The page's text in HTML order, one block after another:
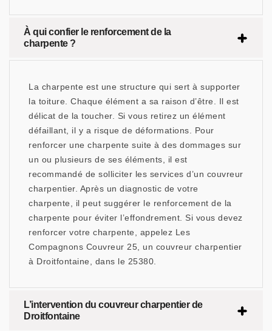
À qui confier le renforcement de la
charpente ?
La charpente est une structure qui sert à supporter
la toiture. Chaque élément a sa raison d’être. Il est
délicat de la toucher. Si vous retirez un élément
défaillant, il y a risque de déformations. Pour
renforcer une charpente suite à des dommages sur
un ou plusieurs de ses éléments, il est
recommandé de solliciter les services d’un couvreur
charpentier. Après un diagnostic de votre
charpente, il peut suggérer le renforcement de la
charpente pour éviter l’effondrement. Si vous devez
renforcer votre charpente, appelez Les
Compagnons Couvreur 25, un couvreur charpentier
à Droitfontaine, dans le 25380.
L’intervention du couvreur charpentier de
Droitfontaine